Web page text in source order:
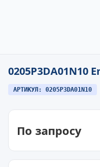
0205P3DA01N10
АРТИКУЛ: 0205P3DA01N10
По запросу